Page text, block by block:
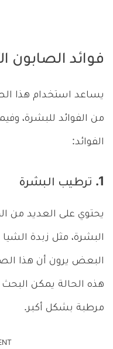
فوائد الصابون
يساعد استخدام هذا
من الفوائد للبشرة،
الفوائد:
1. ترطيب البشرة
يحتوي على العديد من
البشرة، مثل زبدة
البعض يرون أن هذا
هذه الحالة يمكن
مرطبة بشكل أكبر.